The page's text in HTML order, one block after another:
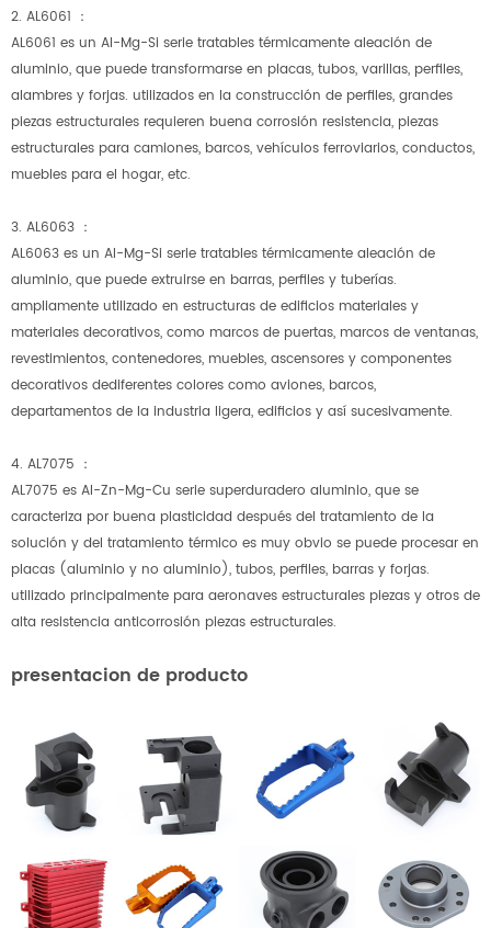
2. AL6061 ：
AL6061 es un Al-Mg-Si serie tratables térmicamente aleación de
aluminio, que puede transformarse en placas, tubos, varillas, perfiles,
alambres y forjas. utilizados en la construcción de perfiles, grandes
piezas estructurales requieren buena corrosión resistencia, piezas
estructurales para camiones, barcos, vehículos ferroviarios, conductos,
muebles para el hogar, etc.
3. AL6063 ：
AL6063 es un Al-Mg-Si serie tratables térmicamente aleación de
aluminio, que puede extruirse en barras, perfiles y tuberías.
ampliamente utilizado en estructuras de edificios materiales y
materiales decorativos, como marcos de puertas, marcos de ventanas,
revestimientos, contenedores, muebles, ascensores y componentes
decorativos dediferentes colores como aviones, barcos,
departamentos de la industria ligera, edificios y así sucesivamente.
4. AL7075 ：
AL7075 es Al-Zn-Mg-Cu serie superduradero aluminio, que se
caracteriza por buena plasticidad después del tratamiento de la
solución y del tratamiento térmico es muy obvio se puede procesar en
placas (aluminio y no aluminio), tubos, perfiles, barras y forjas.
utilizado principalmente para aeronaves estructurales piezas y otros de
alta resistencia anticorrosión piezas estructurales.
presentacion de producto